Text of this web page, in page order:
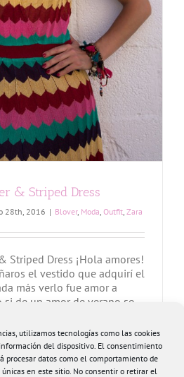
utilizamos tecnologías como las cookies
del dispositivo. El consentimiento
procesar datos como el comportamiento de
en este sitio. No consentir o retirar el
& Striped Dress
28th, 2016 | Blover, Moda, Outfit, Zara
Striped Dress ¡Hola amores!
el vestido que adquirí el
más verlo fue amor a
si de un amor de verano se
Encima queda perfecto
0